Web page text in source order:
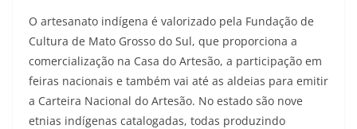
O artesanato indígena é valorizado pela Fundação de
Cultura de Mato Grosso do Sul, que proporciona a
comercialização na Casa do Artesão, a participação em
feiras nacionais e também vai até as aldeias para emitir
a Carteira Nacional do Artesão. No estado são nove
etnias indígenas catalogadas, todas produzindo